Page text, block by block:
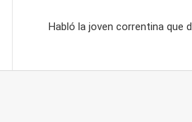
Habló la joven correntina que